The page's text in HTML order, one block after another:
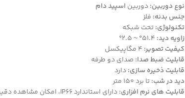
نوع دوربین:دوربین اسپید دام
جنس بدنه: فلز
تکنولوژی:تحت شبکه
زاویه دید:
کیفیت تصویر: 4 مگاپیکسل
قابلیت ضبط صدا: صدای دو طرفه
قابلیت ذخیره سازی:دارد
دید در شب:تا برد 150 متر
قابلیت های نرم افزاری:دارای استاندارد IP66، امکان مشاهده دقیق سوژه ها با زوم اپتیکال 33X